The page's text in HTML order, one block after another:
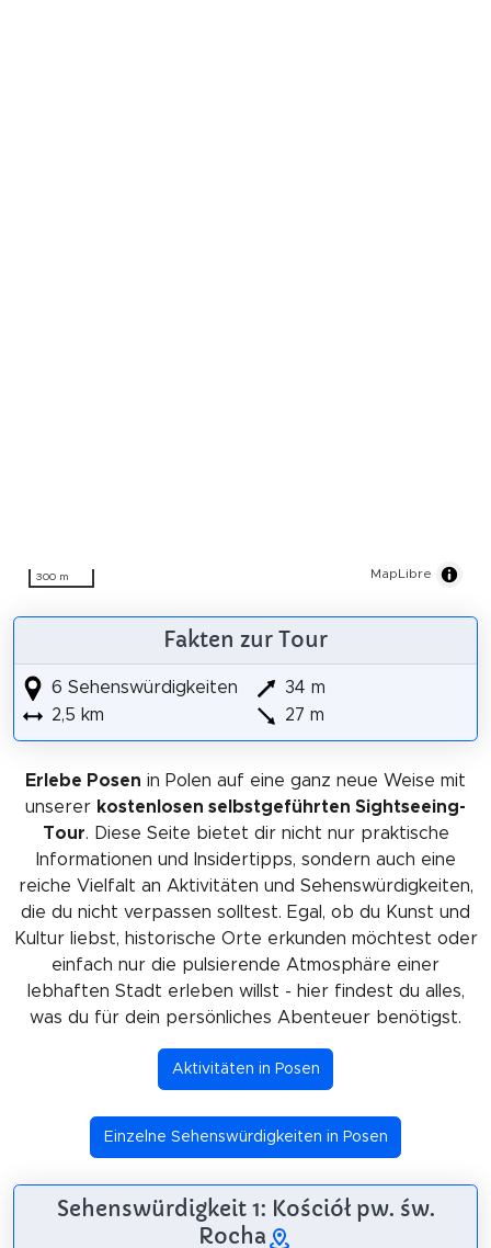
300 m MapLibre
Fakten zur Tour
6 Sehenswürdigkeiten
2,5 km
34 m
27 m
Erlebe Posen in Polen auf eine ganz neue Weise mit
unserer kostenlosen selbstgeführten Sightseeing-
Tour. Diese Seite bietet dir nicht nur praktische
Informationen und Insidertipps, sondern auch eine
reiche Vielfalt an Aktivitäten und Sehenswürdigkeiten,
die du nicht verpassen solltest. Egal, ob du Kunst und
Kultur liebst, historische Orte erkunden möchtest oder
einfach nur die pulsierende Atmosphäre einer
lebhaften Stadt erleben willst - hier findest du alles,
was du für dein persönliches Abenteuer benötigst.
Aktivitäten in Posen
Einzelne Sehenswürdigkeiten in Posen
Sehenswürdigkeit 1: Kościół pw. św.
Rocha